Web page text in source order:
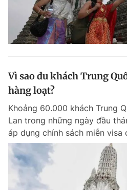
Vì sao du khách Trung
hàng loạt?
Khoảng 60.000 khách Trung
Lan trong những ngày đầu
áp dụng chính sách miễn